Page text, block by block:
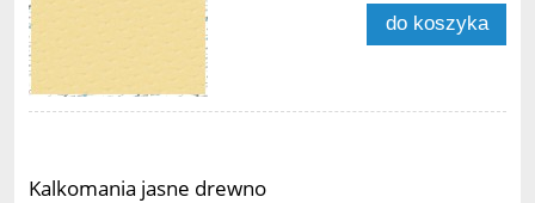
do koszyka
Kalkomania jasne drewno